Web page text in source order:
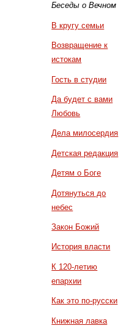
Беседы о Вечном
В кругу семьи
Возвращение к
истокам
Гость в студии
Да будет с вами
Любовь
Дела милосердия
Детская редакция
Детям о Боге
Дотянуться до
небес
Закон Божий
История власти
К 120-летию
епархии
Как это по-русски
Книжная лавка